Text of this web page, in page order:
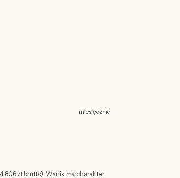
miesięcznie
806 zł brutto). Wynik ma charakter